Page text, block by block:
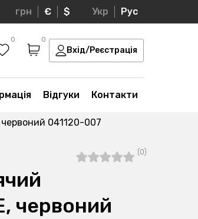
грн € $ Укр Рус
0 0
Вхід/Реєстрація
Відгуки Контакти
червоний 041120-007
(0)
червоний